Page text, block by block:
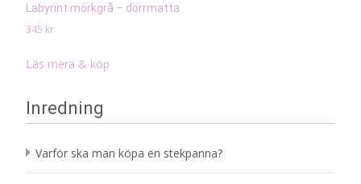
Labyrint mörkgrå – dörrmatta
345 kr
Läs mera & köp
Inredning
Varför ska man köpa en stekpanna?